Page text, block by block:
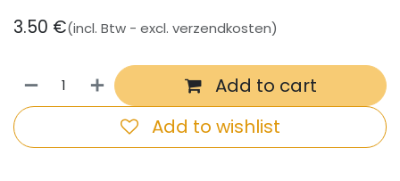
3.50 €(incl. Btw - excl. verzendkosten)
Add to cart
Add to wishlist